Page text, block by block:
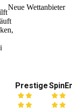
Neue Wettanbieter
Prestige